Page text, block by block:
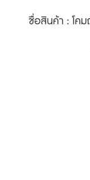
ชื่อสินค้า : โค